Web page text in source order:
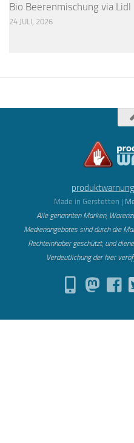
Bio Beerenmischung via Lidl
24 JULI, 2026
Made in Gerstetten |
Alle genannten Marken,
Medienangebotes sind durch die
Rechteinhaber geschützt, und
Verdeutlichung der hier